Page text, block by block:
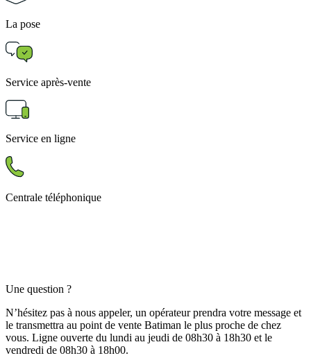
La pose
Service après-vente
Service en ligne
Centrale téléphonique
Une question ?
N’hésitez pas à nous appeler, un opérateur prendra votre message et
le transmettra au point de vente Batiman le plus proche de chez
vous. Ligne ouverte du lundi au jeudi de 08h30 à 18h30 et le
vendredi de 08h30 à 18h00.